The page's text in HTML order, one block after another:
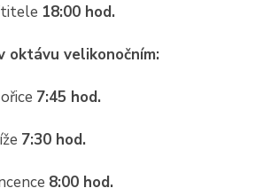
18:00 hod.
oktávu velikonočním:
7:45 hod.
7:30 hod.
8:00 hod.